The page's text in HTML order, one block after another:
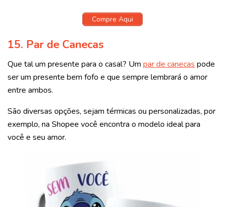
Compre Aqui
15. Par de Canecas
Que tal um presente para o casal? Um par de canecas pode
ser um presente bem fofo e que sempre lembrará o amor
entre ambos.
São diversas opções, sejam térmicas ou personalizadas, por
exemplo, na Shopee você encontra o modelo ideal para
você e seu amor.